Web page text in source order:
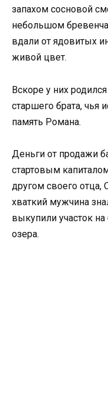
запахом сосновой
небольшом
вдали от ядовитых
живой цвет.
Вскоре у них
старшего брата, чья
память Романа.
Деньги от продажи
стартовым
другом своего
хваткий мужчина
выкупили участок на
озера.